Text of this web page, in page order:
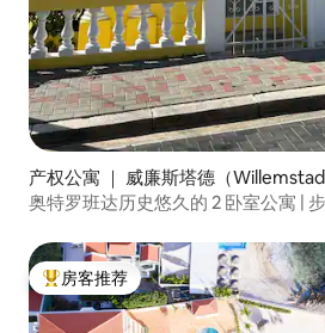
产权公寓 ｜ 威廉斯塔德（Willemstad
奥特罗班达历史悠久的 2 卧室公寓 |
热门「房客推荐」
房客推荐